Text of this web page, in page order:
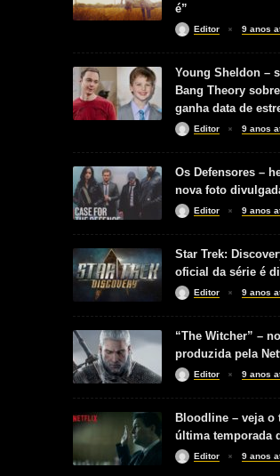
é”
Editor 9 anos
Young Sheldon –
Bang Theory
ganha data de
Editor 9 anos
Os Defensores –
nova foto
Editor 9 anos
Star Trek:
oficial da série é
Editor 9 anos
“The Witcher” –
produzida pela
Editor 9 anos
Bloodline – veja o
última temporada
Editor 9 anos